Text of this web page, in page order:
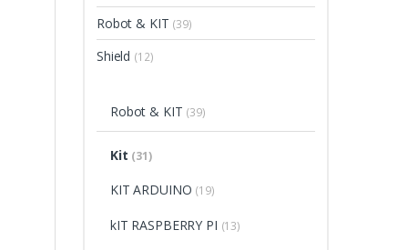
Robot & KIT (39)
Shield (12)
Robot & KIT (39)
Kit (31)
KIT ARDUINO (19)
kIT RASPBERRY PI (13)